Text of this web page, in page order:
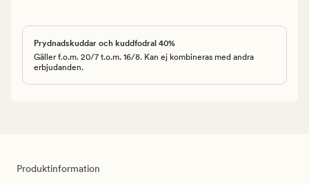
Prydnadskuddar och kuddfodral 40%
Gäller f.o.m. 20/7 t.o.m. 16/8. Kan ej kombineras med andra
erbjudanden.
Produktinformation